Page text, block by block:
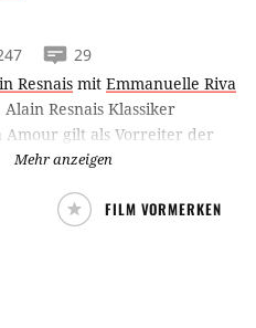
29
Resnais mit Emmanuelle Riva
Alain Resnais Klassiker
Amour gilt als Vorreiter der
Emmanuelle Riva verliebt sich
Architekten Eiji Okada.
Mehr anzeigen
FILM VORMERKEN